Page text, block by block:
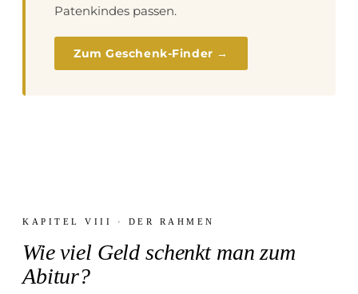
Patenkindes passen.
Zum Geschenk-Finder →
KAPITEL VIII · DER RAHMEN
Wie viel Geld schenkt man zum
Abitur?